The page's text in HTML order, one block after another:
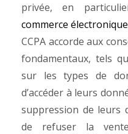
privée, en
commerce électronique
CCPA accorde aux
fondamentaux, tels
sur les types de
d’accéder à leurs
suppression de leurs
de refuser la